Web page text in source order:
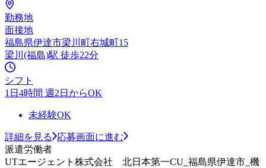
勤務地
面接地
福島県伊達市梁川町右城町15
梁川(福島)駅 徒歩22分
シフト
1日4時間 週2日からOK
未経験OK
詳細を見る
応募画面に進む
派遣労働者
UTエージェント株式会社 北日本第一CU_福島県伊達市_機